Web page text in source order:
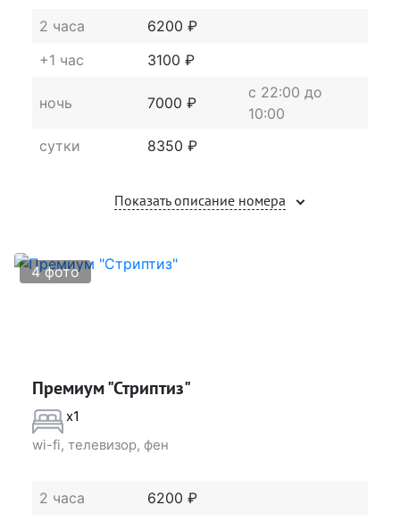
2 часа
6200 ₽
+1 час
3100 ₽
ночь 7000 ₽
c 22:00 до
10:00
сутки
8350 ₽
Показать описание номера
4 фото
Премиум "Стриптиз"
x1
wi-fi, телевизор, фен
2 часа
6200 ₽